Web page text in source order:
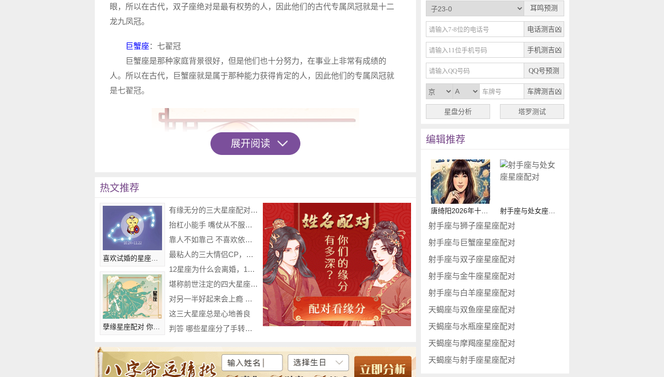
眼，所以在古代，双子座绝对是最有权势的人，因此他们的古代专属凤冠就是十二
龙九凤冠。
巨蟹座：七翟冠
巨蟹座是那种家庭背景很好，但是他们也十分努力，在事业上非常有成绩的
人。所以在古代，巨蟹座就是属于那种能力获得肯定的人，因此他们的专属凤冠就
是七翟冠。
：珠翠庆云冠
狮子座本身是很有个性的人，他们特别不喜欢跟别人一致，总想要有自己的风
格。就算在外在装扮上，狮子座也是独树一帜。所以狮子座古代专属凤冠就是珠翠
庆云冠。
处女座很遵守社会规范，从来不做违法犯罪行为。而且他们的道德感很强，还
会主动教育别人。所以在古代，处女座绝对是很被认同的社会贤达，因此他们的专
展开阅读
热文推荐
有缘无分的三大星座配对 非常可惜
抬杠小能手 嘴仗从不服输的星座
靠人不如靠己 不喜欢依赖他人的三大星座
最粘人的三大情侣CP，你们上榜了吗？
12星座为什么会离婚，12星座离婚排行榜！
堪称前世注定的四大星座配对
对另一半好起来会上瘾 整颗心都在付出的星座
这三大星座总是心地善良
判答 哪些星座分了手转头就耍新朋友
耳鸣预测
星盘分析 塔罗测试
编辑推荐
射手座与狮子座星座配对
射手座与巨蟹座星座配对
射手座与双子座星座配对
射手座与金牛座星座配对
射手座与白羊座星座配对
天蝎座与双鱼座星座配对
天蝎座与水瓶座星座配对
天蝎座与摩羯座星座配对
天蝎座与射手座星座配对